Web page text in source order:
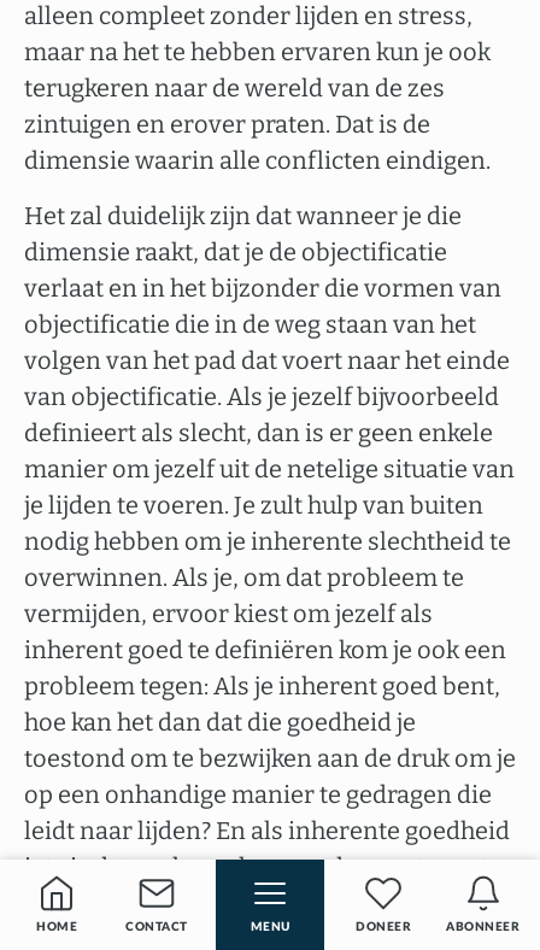
ABONNEER
DONEER
MENU
CONTACT
HOME
alleen compleet zonder lijden en stress,
maar na het te hebben ervaren kun je ook
terugkeren naar de wereld van de zes
zintuigen en erover praten. Dat is de
dimensie waarin alle conflicten eindigen.
Het zal duidelijk zijn dat wanneer je die
dimensie raakt, dat je de objectificatie
verlaat en in het bijzonder die vormen van
objectificatie die in de weg staan van het
volgen van het pad dat voert naar het einde
van objectificatie. Als je jezelf bijvoorbeeld
definieert als slecht, dan is er geen enkele
manier om jezelf uit de netelige situatie van
je lijden te voeren. Je zult hulp van buiten
nodig hebben om je inherente slechtheid te
overwinnen. Als je, om dat probleem te
vermijden, ervoor kiest om jezelf als
inherent goed te definiëren kom je ook een
probleem tegen: Als je inherent goed bent,
hoe kan het dan dat die goedheid je
toestond om te bezwijken aan de druk om je
op een onhandige manier te gedragen die
leidt naar lijden? En als inherente goedheid
iets is dat verloren kan worden, wat zorgt
er dan voor dat je het niet weer verliest
nadat je het hebt teruggewonnen?